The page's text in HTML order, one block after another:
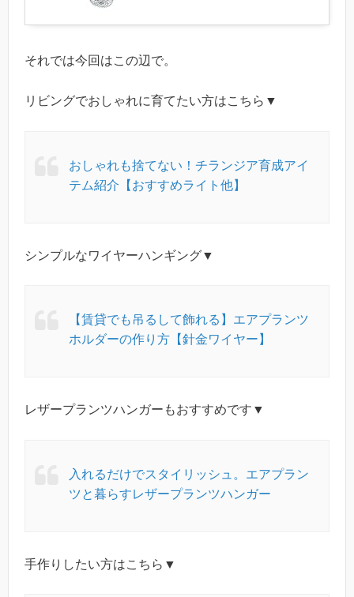
それでは今回はこの辺で。
リビングでおしゃれに育てたい方はこちら▼
おしゃれも捨てない！チランジア育成アイ
テム紹介【おすすめライト他】
シンプルなワイヤーハンギング▼
【賃貸でも吊るして飾れる】エアプランツ
ホルダーの作り方【針金ワイヤー】
レザープランツハンガーもおすすめです▼
入れるだけでスタイリッシュ。エアプラン
ツと暮らすレザープランツハンガー
手作りしたい方はこちら▼